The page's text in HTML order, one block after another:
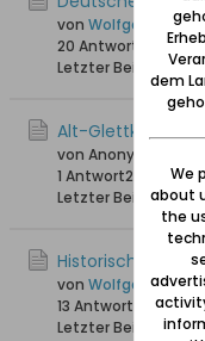
von Wolfgang
20 Antworten
Letzter Beitrag
Alt-Glettkau -
von Anonymus
1 Antwort20.841 Hits
Letzter Beitrag
Historische
von Wolfgang
13 Antworten
32.389
Letzter Beitrag
dem
We
about
the